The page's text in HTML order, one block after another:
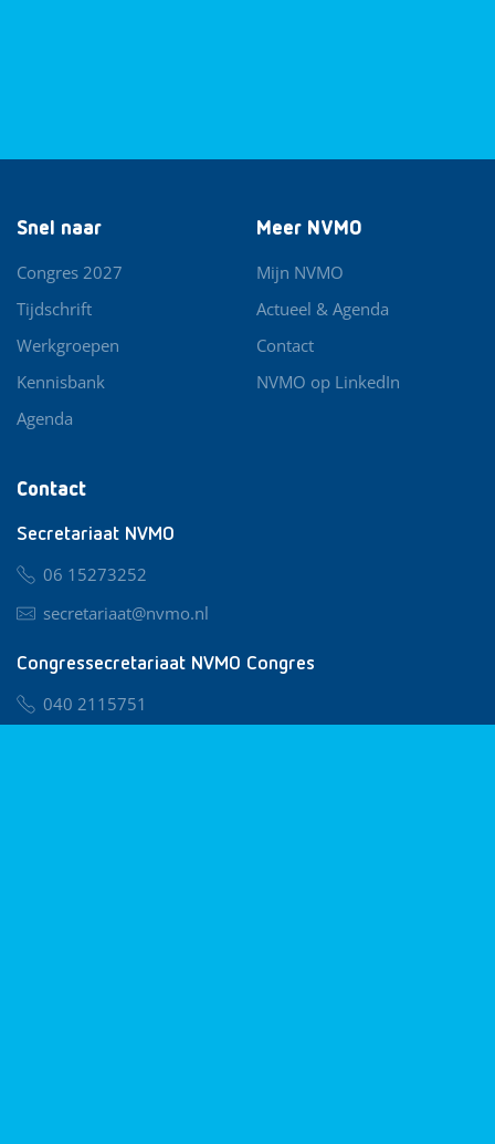
Contact
Secretariaat NVMO
06 15273252
secretariaat@nvmo.nl
Congressecretariaat NVMO Congres
040 2115751
Snel naar
Congres 2027
Tijdschrift
Werkgroepen
Kennisbank
Agenda
Meer NVMO
Mijn NVMO
Actueel & Agenda
Contact
NVMO op LinkedIn